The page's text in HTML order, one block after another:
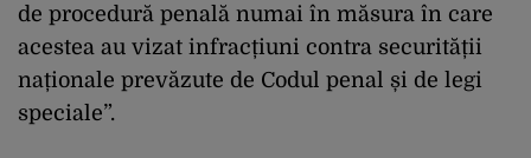
de procedură penală numai în măsura în care
acestea au vizat infracțiuni contra securității
naționale prevăzute de Codul penal și de legi
speciale”.